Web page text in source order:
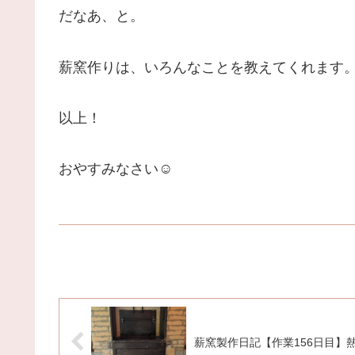
だなあ、と。
薪窯作りは、いろんなことを教えてくれます。
以上！
おやすみなさい☺
薪窯製作日記【作業156日目】